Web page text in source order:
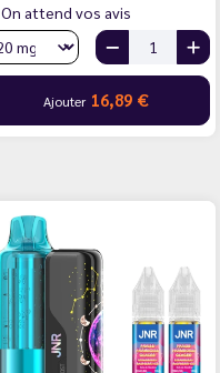
On attend vos avis
Ajouter 16,89 €